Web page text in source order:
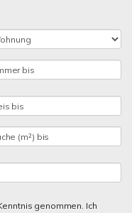
genommen. Ich